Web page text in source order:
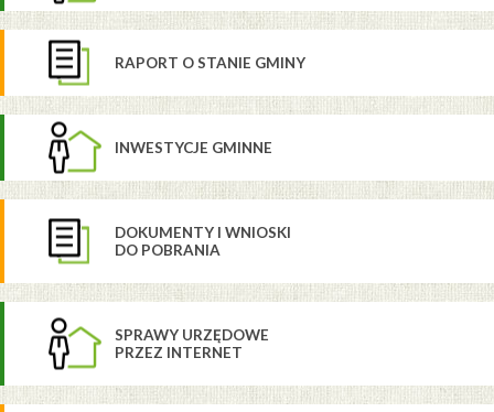
RAPORT O STANIE GMINY
INWESTYCJE GMINNE
DOKUMENTY I WNIOSKI
DO POBRANIA
SPRAWY URZĘDOWE
PRZEZ INTERNET